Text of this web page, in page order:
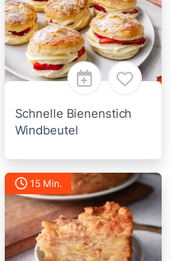
Schnelle Bienenstich
Windbeutel
15 Min.